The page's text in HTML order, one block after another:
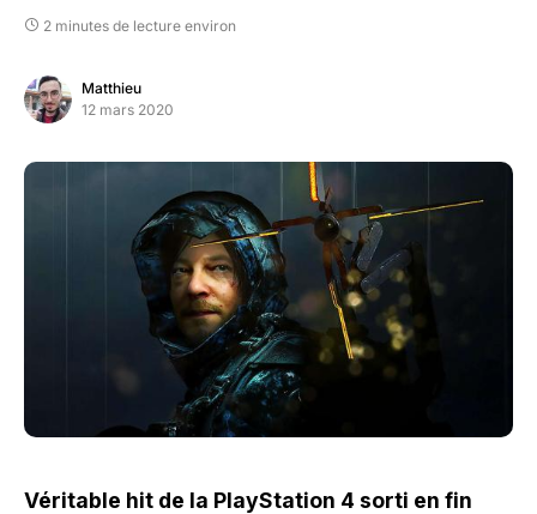
2 minutes de lecture environ
Matthieu
12 mars 2020
Véritable hit de la PlayStation 4 sorti en fin